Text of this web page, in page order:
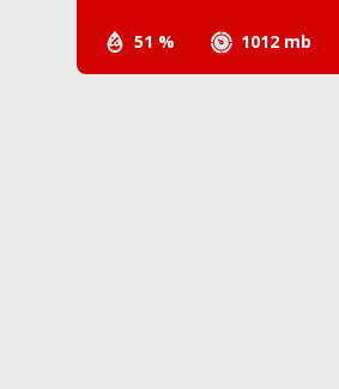
51 % 1012 mb